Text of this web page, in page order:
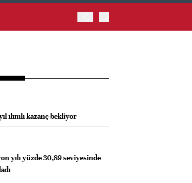
ılımlı kazanç bekliyor
yılı yüzde 30,89 seviyesinde